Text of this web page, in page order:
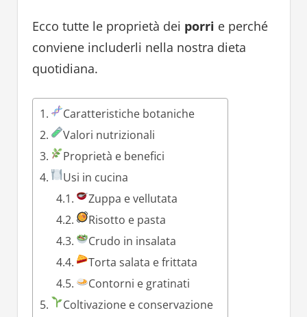
Ecco tutte le proprietà dei porri e perché
conviene includerli nella nostra dieta
quotidiana.
Caratteristiche botaniche
Valori nutrizionali
Proprietà e benefici
Usi in cucina
Zuppa e vellutata
Risotto e pasta
Crudo in insalata
Torta salata e frittata
Contorni e gratinati
Coltivazione e conservazione